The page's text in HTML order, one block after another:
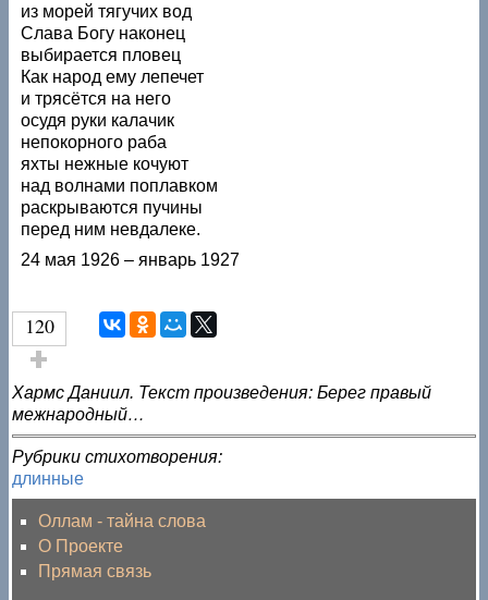
из морей тягучих вод
Слава Богу наконец
выбирается пловец
Как народ ему лепечет
и трясётся на него
осудя руки калачик
непокорного раба
яхты нежные кочуют
над волнами поплавком
раскрываются пучины
перед ним невдалеке.
24 мая 1926 – январь 1927
120
Голос за!
Хармс Даниил. Текст произведения: Берег правый
межнародный…
Рубрики стихотворения:
длинные
Оллам - тайна слова
О Проекте
Прямая связь